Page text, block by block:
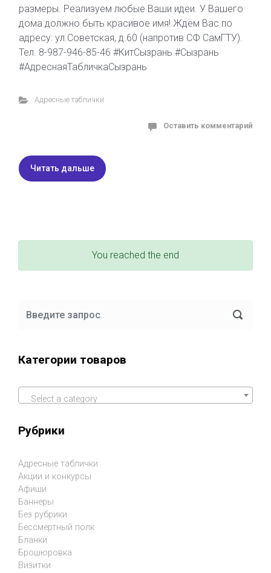
размеры. Реализуем любые Ваши идеи. У Вашего
дома должно быть красивое имя! Ждём Вас по
адресу: ул.Советская, д.60 (напротив СФ СамГТУ).
Тел. 8-987-946-85-46 #КитСызрань #Сызрань
#АдреснаяТабличкаСызрань
Адресные таблички
Оставить комментарий
Читать дальше
You reached the end
Категории товаров
Select a category
Рубрики
Адресные таблички
Акции и конкурсы
Афиши
Баннеры
Без рубрики
Бессмертный полк
Бланки
Брошюровка
Визитки